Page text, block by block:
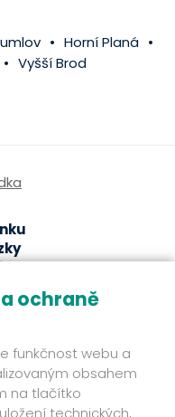
Horní Planá
Vyšší Brod
ochraně
funkčnost webu a
obsahem
na tlačítko
technických,